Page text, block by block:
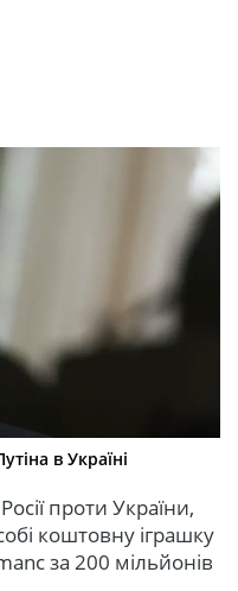
в Україні
проти України,
коштовну іграшку
за 200 мільйонів